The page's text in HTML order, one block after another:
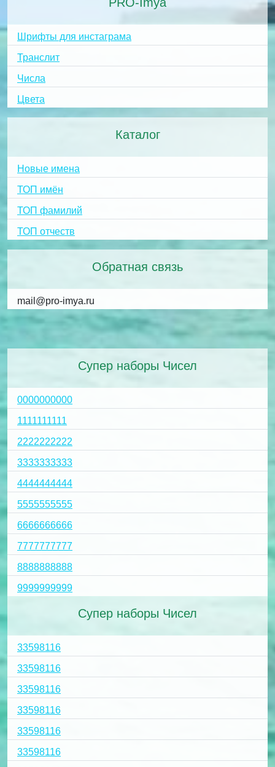
Шрифты для инстаграма
Транслит
Числа
Цвета
Каталог
Новые имена
ТОП имён
ТОП фамилий
ТОП отчеств
Обратная связь
mail@pro-imya.ru
Супер наборы Чисел
0000000000
1111111111
2222222222
3333333333
4444444444
5555555555
6666666666
7777777777
8888888888
9999999999
Супер наборы Чисел
33598116
33598116
33598116
33598116
33598116
33598116